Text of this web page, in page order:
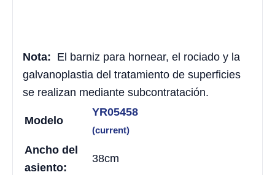
Nota: El barniz para hornear, el rociado y la
galvanoplastia del tratamiento de superficies
se realizan mediante subcontratación.
Modelo
YR05458
(current)
Ancho del
asiento:
38cm